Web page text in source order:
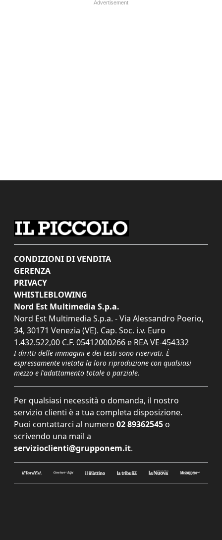
CONDIZIONI DI VENDITA
GERENZA
PRIVACY
WHISTLEBLOWING
Nord Est Multimedia S.p.a.
Nord Est Multimedia S.p.a. - Via Alessandro Poerio,
34, 30171 Venezia (VE). Cap. Soc. i.v. Euro
1.432.522,00 C.F. 05412000266 e REA VE-454332
I diritti delle immagini e dei testi sono riservati. È
espressamente vietata la loro riproduzione con qualsiasi
mezzo e l'adattamento totale o parziale.
Per qualsiasi necessità o domanda, il nostro
servizio clienti è a tua completa disposizione.
Puoi contattarci al numero 02 89362545 o
scrivendo una mail a
servizioclienti@grupponem.it.